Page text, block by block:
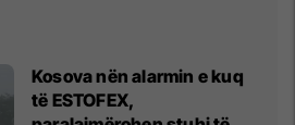
Kosova nën alarmin e kuq
të ESTOFEX,